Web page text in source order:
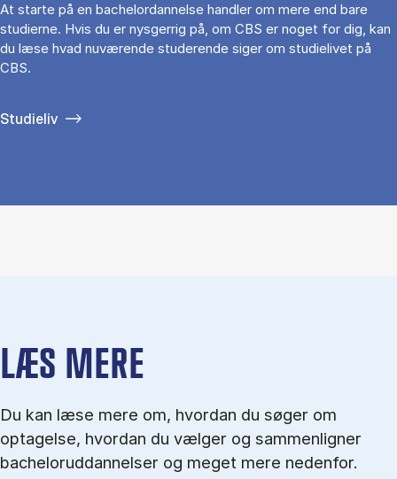
At starte på en bachelordannelse handler om mere end bare
studierne. Hvis du er nysgerrig på, om CBS er noget for dig, kan
du læse hvad nuværende studerende siger om studielivet på
CBS.
Studieliv
LÆS MERE
Du kan læse mere om, hvordan du søger om
optagelse, hvordan du vælger og sammenligner
bacheloruddannelser og meget mere nedenfor.